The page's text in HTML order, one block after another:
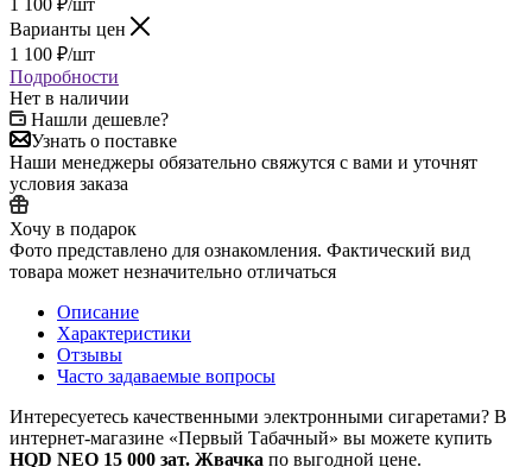
Варианты цен
1 100 ₽/шт
Подробности
Нет в наличии
Нашли дешевле?
Узнать о поставке
Наши менеджеры обязательно свяжутся с вами и уточнят
условия заказа
Хочу в подарок
Фото представлено для ознакомления. Фактический вид
товара может незначительно отличаться
Описание
Характеристики
Отзывы
Часто задаваемые вопросы
Интересуетесь качественными электронными сигаретами? В
интернет‑магазине «Первый Табачный» вы можете купить
HQD NEO 15 000 зат. Жвачка по выгодной цене.